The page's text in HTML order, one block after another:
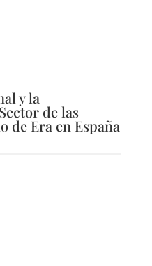
y la
de las
de Era en España